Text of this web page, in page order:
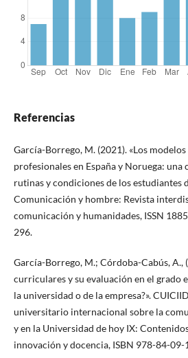
Referencias
García-Borrego, M. (2021). «Los
profesionales en España y Noruega: una
rutinas y condiciones de los estudiantes
Comunicación y hombre: Revista
comunicación y humanidades, ISSN
296.
García-Borrego, M.; Córdoba-Cabús, A.,
curriculares y su evaluación en el grado
la universidad o de la empresa?».
universitario internacional sobre la
y en la Universidad de hoy IX:
innovación y docencia, ISBN 978-84-09-